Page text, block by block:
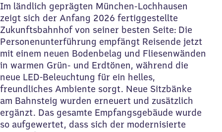
Im ländlich geprägten München-Lochhausen
zeigt sich der Anfang 2026 fertiggestellte
Zukunftsbahnhof von seiner besten Seite: Die
Personenunterführung empfängt Reisende jetzt
mit einem neuen Bodenbelag und Fliesenwänden
in warmen Grün- und Erdtönen, während die
neue LED-Beleuchtung für ein helles,
freundliches Ambiente sorgt. Neue Sitzbänke
am Bahnsteig wurden erneuert und zusätzlich
ergänzt. Das gesamte Empfangsgebäude wurde
so aufgewertet, dass sich der modernisierte